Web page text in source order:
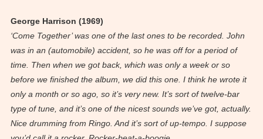
George Harrison (1969)
‘Come Together’ was one of the last ones to be recorded. John
was in an (automobile) accident, so he was off for a period of
time. Then when we got back, which was only a week or so
before we finished the album, we did this one. I think he wrote it
only a month or so ago, so it’s very new. It’s sort of twelve-bar
type of tune, and it’s one of the nicest sounds we’ve got, actually.
Nice drumming from Ringo. And it’s sort of up-tempo. I suppose